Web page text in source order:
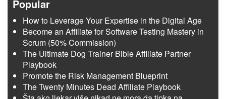
Popular
How to Leverage Your Expertise in the Digital Age
Become an Affiliate for Software Testing Mastery in
Scrum (50% Commission)
The Ultimate Dog Trainer Bible Affiliate Partner
Playbook
Promote the Risk Management Blueprint
The Twenty Minutes Dead Affiliate Playbook